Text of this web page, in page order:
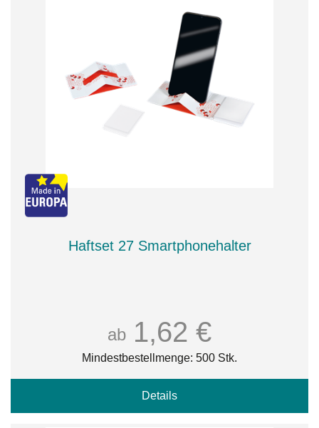
Haftset 27 Smartphonehalter
ab 1,62 €
Mindestbestellmenge: 500 Stk.
Details